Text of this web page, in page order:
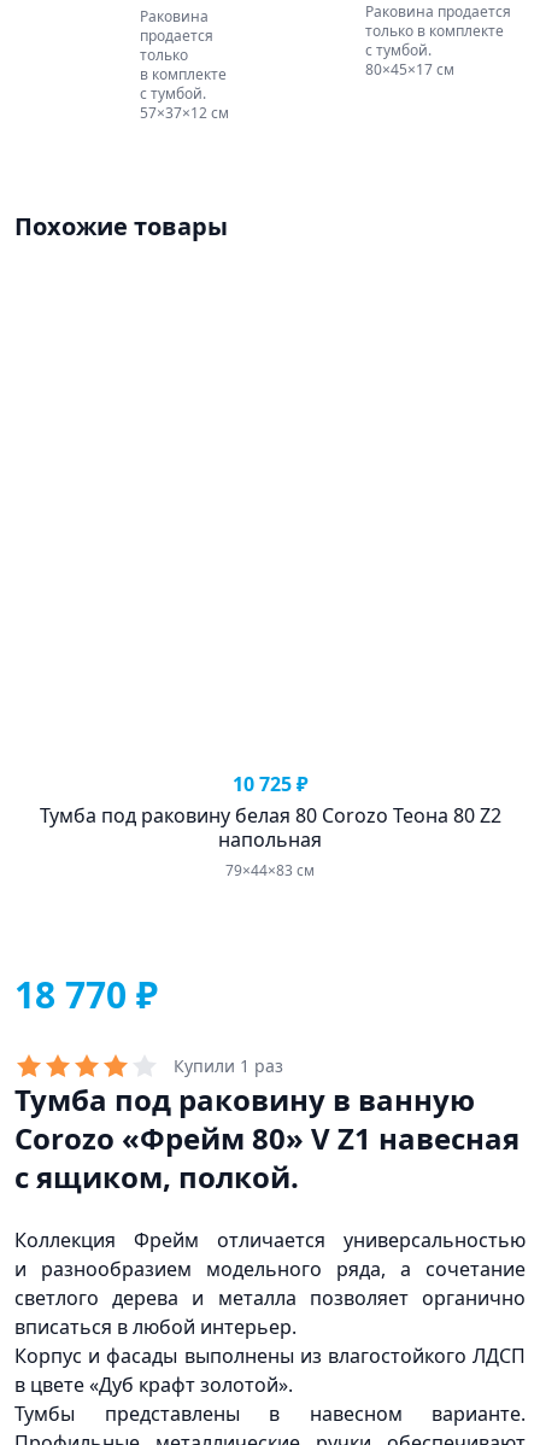
Раковина
продается
только
в комплекте
с тумбой.
57×37×12 см
Раковина продается
только в комплекте
с тумбой.
80×45×17 см
Похожие товары
10 725 ₽
Тумба под раковину белая 80 Corozo Теона 80 Z2
напольная
79×44×83 см
18 770 ₽
Купили 1 раз
Тумба под раковину в ванную
Corozo «Фрейм 80» V Z1 навесная
с ящиком, полкой.
Коллекция Фрейм отличается универсальностью
и разнообразием модельного ряда, а сочетание
светлого дерева и металла позволяет органично
вписаться в любой интерьер.
Корпус и фасады выполнены из влагостойкого ЛДСП
в цвете«Дуб крафт золотой».
Тумбы представлены в навесном варианте.